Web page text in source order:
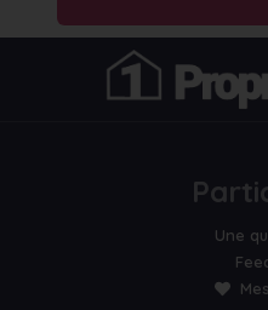
Une